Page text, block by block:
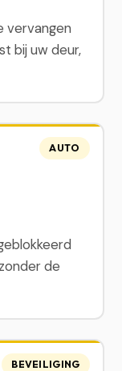
vervangen
bij uw deur,
de
AUTO
BEVEILIGING